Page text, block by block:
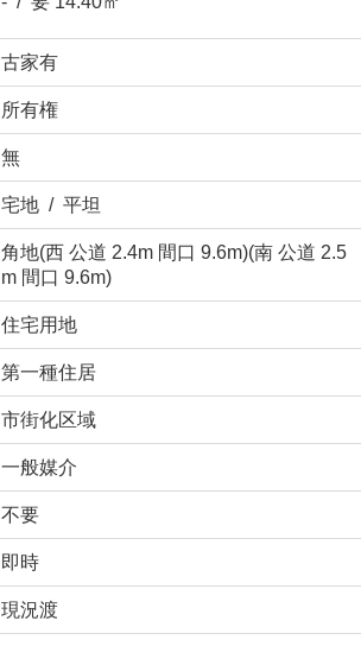
古家有
所有権
無
宅地 / 平坦
角地(西 公道 2.4m 間口 9.6m)(南 公道 2.5
m 間口 9.6m)
住宅用地
第一種住居
市街化区域
一般媒介
不要
即時
現況渡